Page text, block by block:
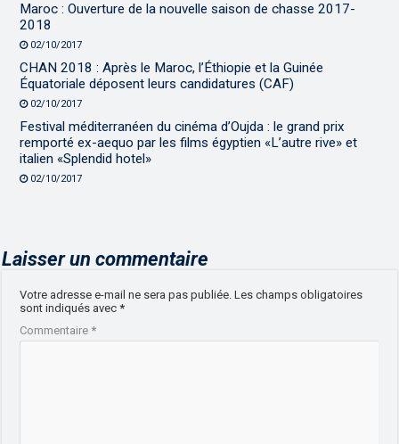
Maroc : Ouverture de la nouvelle saison de chasse 2017-
2018
02/10/2017
CHAN 2018 : Après le Maroc, l’Éthiopie et la Guinée
Équatoriale déposent leurs candidatures (CAF)
02/10/2017
Festival méditerranéen du cinéma d’Oujda : le grand prix
remporté ex-aequo par les films égyptien «L’autre rive» et
italien «Splendid hotel»
02/10/2017
Laisser un commentaire
Votre adresse e-mail ne sera pas publiée. Les champs obligatoires
sont indiqués avec*
Commentaire*